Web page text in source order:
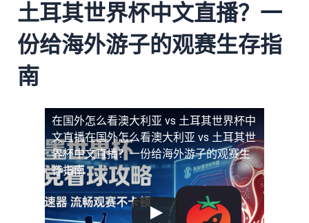
土耳其世界杯中文直播？一
份给海外游子的观赛生存指
南
在国外怎么看澳大利亚 vs 土耳其世界杯中
文直播在国外怎么看澳大利亚 vs 土耳其世
界杯中文直播？一份给海外游子的观赛生
存指南